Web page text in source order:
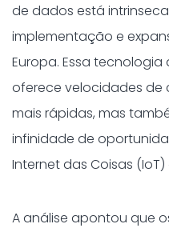
de dados está
implementação e
Europa. Essa
oferece velocidades de
mais rápidas, mas
infinidade de
Internet das Coisas
A análise apontou que